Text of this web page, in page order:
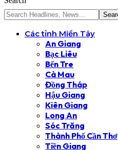
Các tỉnh Miền Tây
An Giang
Bạc Liêu
Bến Tre
Cà Mau
Đồng Tháp
Hậu Giang
Kiên Giang
Long An
Sóc Trăng
Thành Phố Cần Thơ
Tiền Giang